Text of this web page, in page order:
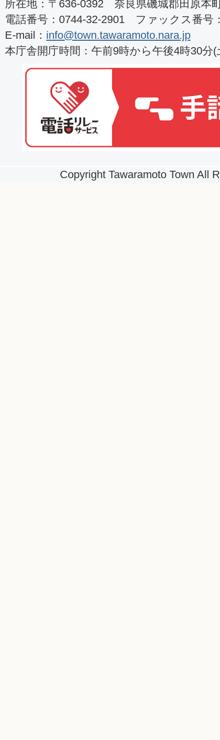
所在地：〒636-0392 奈良県磯城郡田原本
電話番号：0744-32-2901 ファックス番号
E-mail： info@town.tawaramoto.nara.jp
本庁舎開庁時間：午前9時から午後4時30分
Copyright Tawaramoto Town All